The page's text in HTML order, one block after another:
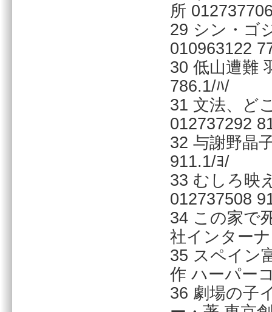
所
29 シン・ゴ
010963122
30 低山遭難
786.1/ﾊ/
31 文法、ど
012737292
32 与謝野晶
911.1/ﾖ/
33 むしろ映
012737508
34 この家で
社インター
35 スペイン
作 ハーパー
36 劇場の子